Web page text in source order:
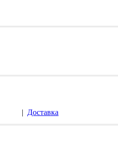
| Доставка